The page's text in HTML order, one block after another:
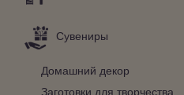
Сувениры
Домашний декор
Заготовки для творчества